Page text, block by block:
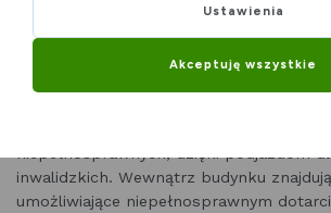
jest realizowanie zadań gminy w
sportu i rekreacji, propagowanie
wśród dzieci, młodzieży i dorosłych.
niepełnosprawnych, dzięki podjazdom
inwalidzkich. Wewnątrz budynku
umożliwiające niepełnosprawnym
Ustawienia
Akceptuję wszystkie